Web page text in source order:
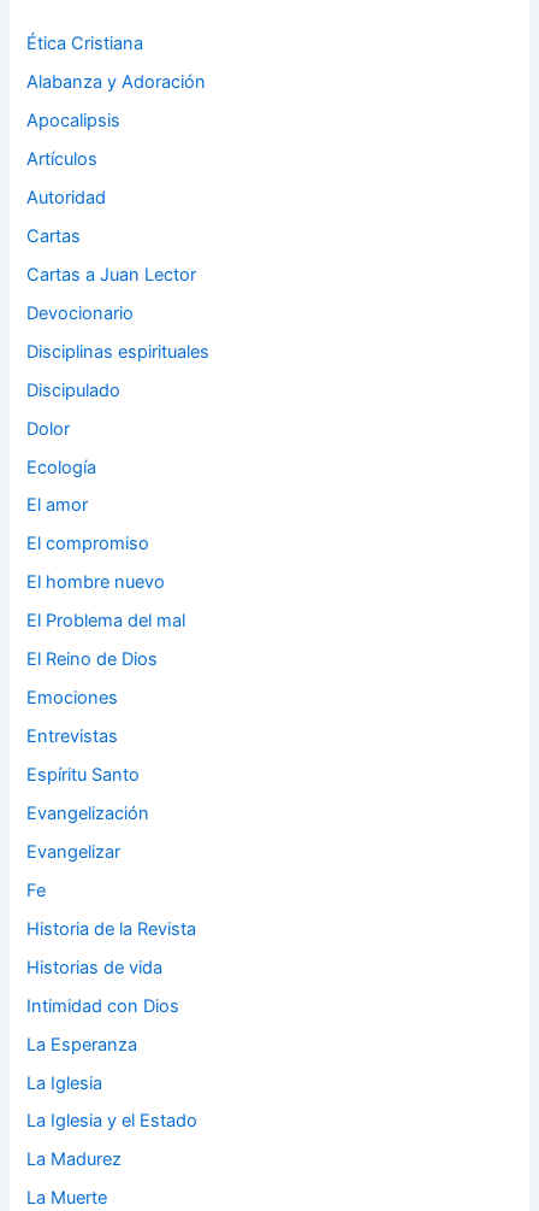
Ética Cristiana
Alabanza y Adoración
Apocalipsis
Artículos
Autoridad
Cartas
Cartas a Juan Lector
Devocionario
Disciplinas espirituales
Discipulado
Dolor
Ecología
El amor
El compromiso
El hombre nuevo
El Problema del mal
El Reino de Dios
Emociones
Entrevistas
Espíritu Santo
Evangelización
Evangelizar
Fe
Historia de la Revista
Historias de vida
Intimidad con Dios
La Esperanza
La Iglesia
La Iglesia y el Estado
La Madurez
La Muerte